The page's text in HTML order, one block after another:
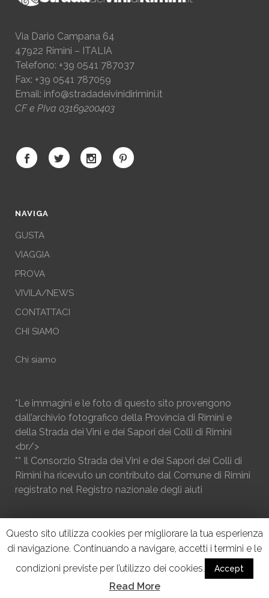
Via Dario Campana 64
47922 Rimini – ITALIA
Telefono: +39 0541 787037
Fax: +39 0541 787059
Email: info@stradadeivinidirimini.it
CF e PIva 03169200403
NAVIGA
GUSTA
VIAGGIA
PROVA
VIVILA/NEWS
CONTATTACI
CHI SIAMO
Chi siamo
*Le immagini e le foto di questo sito provengono
dall’archivio fotografico della Provincia di Rimini e
della Strada dei Vini e dei Sapori dei Colli di Rimini
<br/>
** Il Consorzio Strada dei Vini e dei Sapori dei Colli di
Rimini ha ricevuto un contributo dal Comune di Rimini
registrato nel Registro nazionale degli aiuti
© Copyright Strada Dei Vini e dei Sapori dei Colli di Rimini 2017
Questo sito utilizza cookies per migliorare la tua esperienza
di navigazione. Continuando a navigare, accetti i termini e le
condizioni previste per l’utilizzo dei cookies.
Accept
Read More